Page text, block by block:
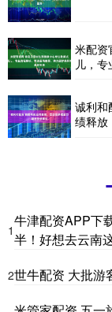
米配资
儿，
诚利和
绩释放
1
牛津配资APP下
半！好想去云南
2世牛配资 大批游